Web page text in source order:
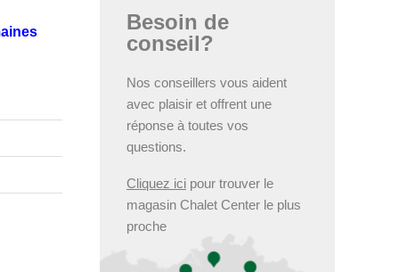
Besoin de
conseil?
Nos conseillers vous aident
avec plaisir et offrent une
réponse à toutes vos
questions.
Cliquez ici pour trouver le
magasin Chalet Center le plus
proche